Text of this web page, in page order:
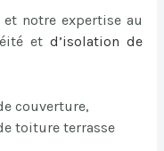
notre expertise au
etd’isolation de
couverture,
toiture terrasse